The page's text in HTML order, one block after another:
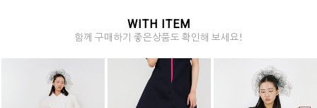
WITH ITEM
함께 구매하기 좋은상품도 확인해 보세요!